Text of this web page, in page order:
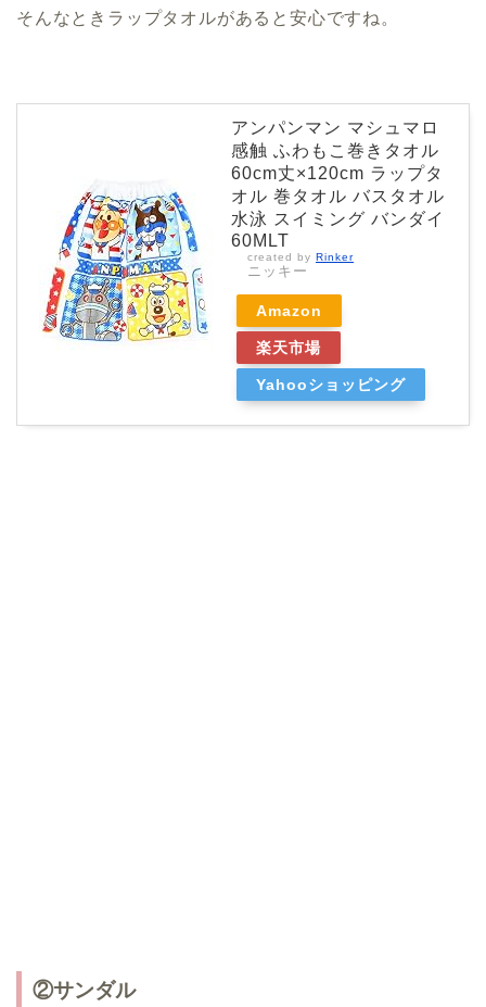
そんなときラップタオルがあると安心ですね。
アンパンマン マシュマロ
感触 ふわもこ巻きタオル
60cm丈×120cm ラップタ
オル 巻タオル バスタオル
水泳 スイミング バンダイ
60MLT
created by Rinker
ニッキー
Amazon
楽天市場
Yahooショッピング
②サンダル